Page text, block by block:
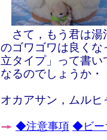
さて，もう君は湯
のゴワゴワは良く
立タイプ」って書
なるのでしょうか・
オカアサン，ムルヒ
◆注意事項 ◆ビー